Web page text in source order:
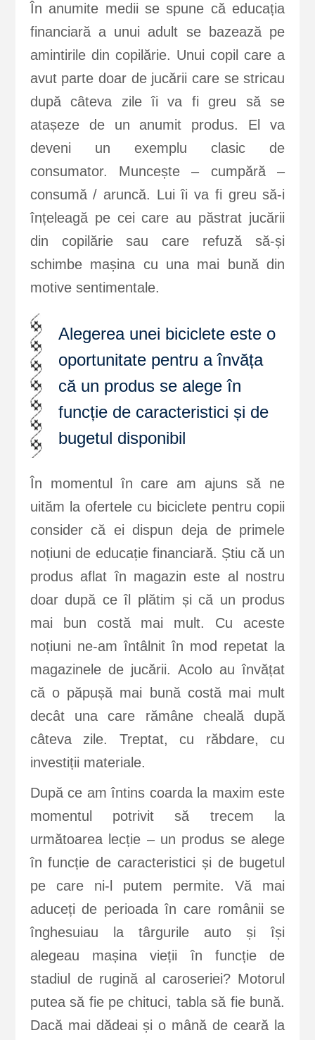
În anumite medii se spune că educația
financiară a unui adult se bazează pe
amintirile din copilărie. Unui copil care a
avut parte doar de jucării care se stricau
după câteva zile îi va fi greu să se
atașeze de un anumit produs. El va
deveni un exemplu clasic de
consumator. Muncește – cumpără –
consumă / aruncă. Lui îi va fi greu să-i
înțeleagă pe cei care au păstrat jucării
din copilărie sau care refuză să-și
schimbe mașina cu una mai bună din
motive sentimentale.
Alegerea unei biciclete este o
oportunitate pentru a învăța
că un produs se alege în
funcție de caracteristici și de
bugetul disponibil
În momentul în care am ajuns să ne
uităm la ofertele cu biciclete pentru copii
consider că ei dispun deja de primele
noțiuni de educație financiară. Știu că un
produs aflat în magazin este al nostru
doar după ce îl plătim și că un produs
mai bun costă mai mult. Cu aceste
noțiuni ne-am întâlnit în mod repetat la
magazinele de jucării. Acolo au învățat
că o păpușă mai bună costă mai mult
decât una care rămâne cheală după
câteva zile. Treptat, cu răbdare, cu
investiții materiale.
După ce am întins coarda la maxim este
momentul potrivit să trecem la
următoarea lecție – un produs se alege
în funcție de caracteristici și de bugetul
pe care ni-l putem permite. Vă mai
aduceți de perioada în care românii se
înghesuiau la târgurile auto și își
alegeau mașina vieții în funcție de
stadiul de rugină al caroseriei? Motorul
putea să fie pe chituci, tabla să fie bună.
Dacă mai dădeai și o mână de ceară la